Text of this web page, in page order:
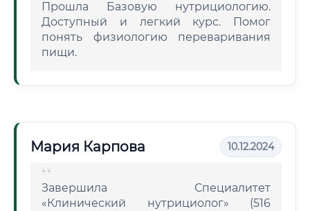
Прошла Базовую нутрициологию.
Доступный и легкий курс. Помог
понять физиологию переваривания
пищи.
Мария Карпова 10.12.2024
Завершила Специалитет
«Клинический нутрициолог» (516